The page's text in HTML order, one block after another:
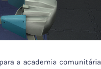
a academia